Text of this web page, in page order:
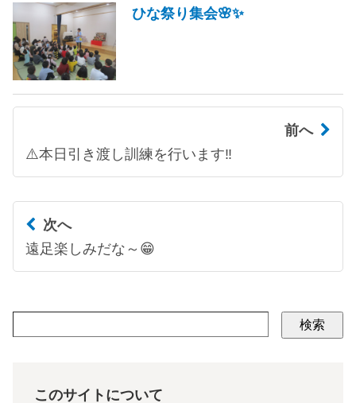
ひな祭り集会🌸✨
前へ
⚠️本日引き渡し訓練を行います‼️
次へ
遠足楽しみだな～😁
検索
このサイトについて